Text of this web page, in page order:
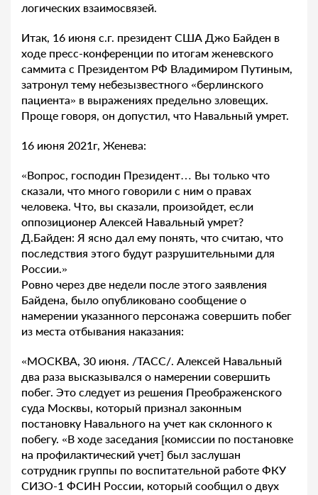
логических взаимосвязей.
Итак, 16 июня с.г. президент США Джо Байден в
ходе пресс-конференции по итогам женевского
саммита с Президентом РФ Владимиром Путиным,
затронул тему небезызвестного «берлинского
пациента» в выражениях предельно зловещих.
Проще говоря, он допустил, что Навальный умрет.
16 июня 2021г, Женева:
«Вопрос, господин Президент… Вы только что
сказали, что много говорили с ним о правах
человека. Что, вы сказали, произойдет, если
оппозиционер Алексей Навальный умрет?
Д.Байден: Я ясно дал ему понять, что считаю, что
последствия этого будут разрушительными для
России.»
Ровно через две недели после этого заявления
Байдена, было опубликовано сообщение о
намерении указанного персонажа совершить побег
из места отбывания наказания:
«МОСКВА, 30 июня. /ТАСС/. Алексей Навальный
два раза высказывался о намерении совершить
побег. Это следует из решения Преображенского
суда Москвы, который признал законным
постановку Навального на учет как склонного к
побегу. «В ходе заседания [комиссии по постановке
на профилактический учет] был заслушан
сотрудник группы по воспитательной работе ФКУ
СИЗО-1 ФСИН России, который сообщил о двух